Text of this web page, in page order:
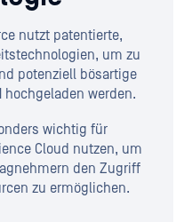
nutzt patentierte,
um zu
potenziell bösartige
hochgeladen werden.
wichtig für
Cloud nutzen, um
den Zugriff
zu ermöglichen.